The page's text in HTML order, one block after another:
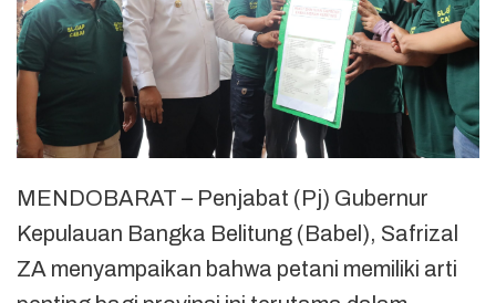
MENDOBARAT – Penjabat (Pj) Gubernur
Kepulauan Bangka Belitung (Babel), Safrizal
ZA menyampaikan bahwa petani memiliki arti